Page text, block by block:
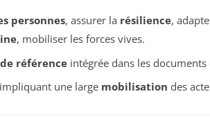
personnes, assurer la résilience,
, mobiliser les forces vives.
référenceintégrée dans les
une large mobilisation des